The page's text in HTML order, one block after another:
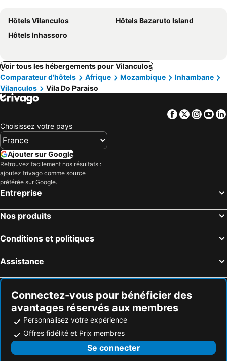
Hôtels Vilanculos
Hôtels Bazaruto Island
Hôtels Inhassoro
Voir tous les hébergements pour Vilanculos
Comparateur d'hôtels
Afrique Mozambique
Inhambane
Vilanculos
Vila Do Paraiso
Facebook
Twitter
Choisissez votre pays
Ajouter sur Google
Retrouvez facilement nos résultats :
ajoutez trivago comme source
préférée sur Google.
Entreprise
Nos produits
Conditions et politiques
Assistance
Connectez-vous pour bénéficier des
avantages réservés aux membres
Personnalisez votre expérience
Offres fidélité et Prix membres
Se connecter